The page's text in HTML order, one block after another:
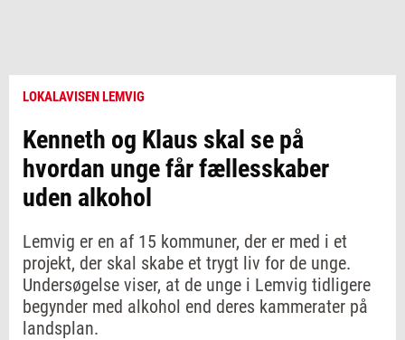
LOKALAVISEN LEMVIG
Kenneth og Klaus skal se på
hvordan unge får fællesskaber
uden alkohol
Lemvig er en af 15 kommuner, der er med i et
projekt, der skal skabe et trygt liv for de unge.
Undersøgelse viser, at de unge i Lemvig tidligere
begynder med alkohol end deres kammerater på
landsplan.